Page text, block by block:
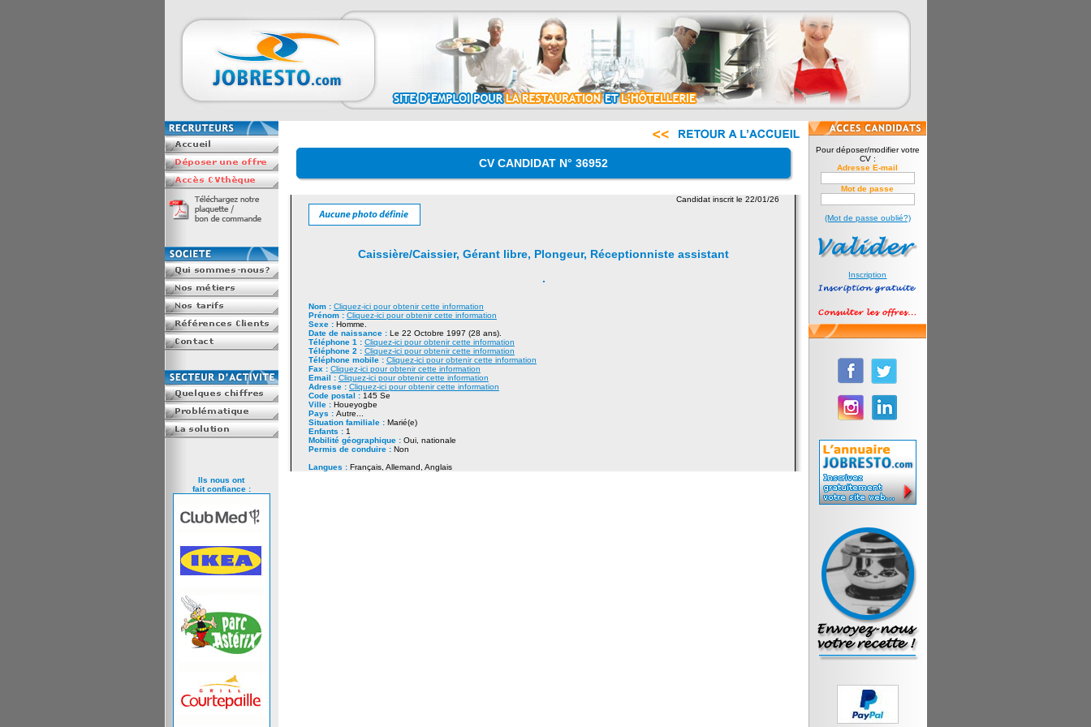
Ils nous ont
fait confiance :
CV CANDIDAT N° 36952
Candidat inscrit le 22/01/26
Caissière/Caissier, Gérant libre, Plongeur, Réceptionniste assistant
.
Nom : Cliquez-ici pour obtenir cette information
Prénom : Cliquez-ici pour obtenir cette information
Sexe : Homme.
Date de naissance : Le 22 Octobre 1997 (28 ans).
Téléphone 1 : Cliquez-ici pour obtenir cette information
Téléphone 2 : Cliquez-ici pour obtenir cette information
Téléphone mobile : Cliquez-ici pour obtenir cette information
Fax : Cliquez-ici pour obtenir cette information
Email : Cliquez-ici pour obtenir cette information
Adresse : Cliquez-ici pour obtenir cette information
Code postal : 145 Se
Ville : Houeyogbe
Pays : Autre...
Situation familiale : Marié(e)
Enfants : 1
Mobilité géographique : Oui, nationale
Permis de conduire : Non
Langues : Français, Allemand, Anglais
Pour déposer/modifier votre
CV :
Adresse E-mail
Mot de passe
(Mot de passe oublié?)
Inscription